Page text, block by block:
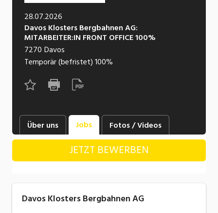
Ferienjob
POSITION
Führungsposition
Management / Kader
Engineering, Technik, Architektur
Finanzen, Controlling, Treuhand, Recht
Gartenbau, Landwirtschaft, Forstwirtschaft
Lebensmittel
Industrie, Maschinenbau, Anlagenbau,
Produktion
Informatik, Telekommunikation
28.07.2026
Davos Klosters Bergbahnen AG:
MITARBEITER:IN FRONT OFFICE 100%
7270 Davos
Temporär (befristet)100%
Über uns Jobs Fotos / Videos
JETZT BEWERBEN
Davos Klosters Bergbahnen AG